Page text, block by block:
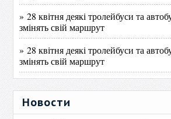
» 28 квітня деякі тролейбуси та
змінять свій маршрут
» 28 квітня деякі тролейбуси та
змінять свій маршрут
Новости